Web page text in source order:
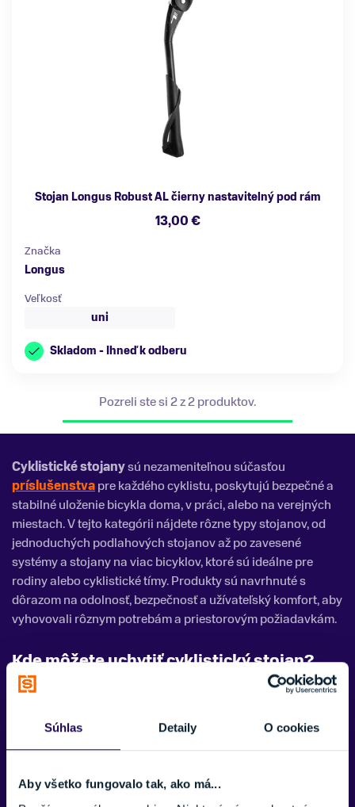
Súhlas Detaily O cookies
Aby všetko fungovalo tak, ako má...
Stojan Longus Robust AL čierny nastavitelný pod rám
13,00 €
Značka
Longus
Veľkosť
uni
Skladom - Ihneď k odberu
Pozreli ste si 2 z 2 produktov.
Cyklistické stojanysú nezameniteľnou súčasťou
príslušenstvapre každého cyklistu, poskytujú bezpečné a
stabilné uloženie bicykla doma, v práci, alebo na verejných
miestach. V tejto kategórii nájdete rôzne typy stojanov, od
jednoduchých podlahových stojanov až po zavesené
systémy a stojany na viac bicyklov, ktoré sú ideálne pre
rodiny alebo cyklistické tímy. Produkty sú navrhnuté s
dôrazom na odolnosť, bezpečnosť a užívateľský komfort, aby
vyhovovali rôznym potrebám a priestorovým požiadavkám.
Kde môžete uchytiť cyklistický stojan?
Cyklistické stojany
sa montujú na zadnú stavbu alebo
Niektoré stojany majú nastaviteľnú veľkosť s integrovaným
uchytením.
Cyklistické stojany - Top výrobcovia